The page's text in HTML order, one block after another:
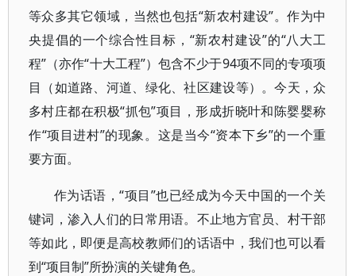
等众多其它领域，当然也包括“新农村建设”。作为中
央提倡的一个综合性目标，“新农村建设”的“八大工
程”（亦作“十大工程”）包含不少于94项不同的专项项
目（如道路、河道、绿化、社区建设等）。今天，众
多村庄都在积极“抓包”项目，形成折晓叶和陈婴婴称
作“项目进村”的现象。这是当今“资本下乡”的一个重
要方面。
作为话语，“项目”也已经成为今天中国的一个关
键词，渗入人们的日常用语。不止地方官员、村干部
等如此，即便是高校教师们的话语中，我们也可以看
到“项目制”所扮演的关键角色。